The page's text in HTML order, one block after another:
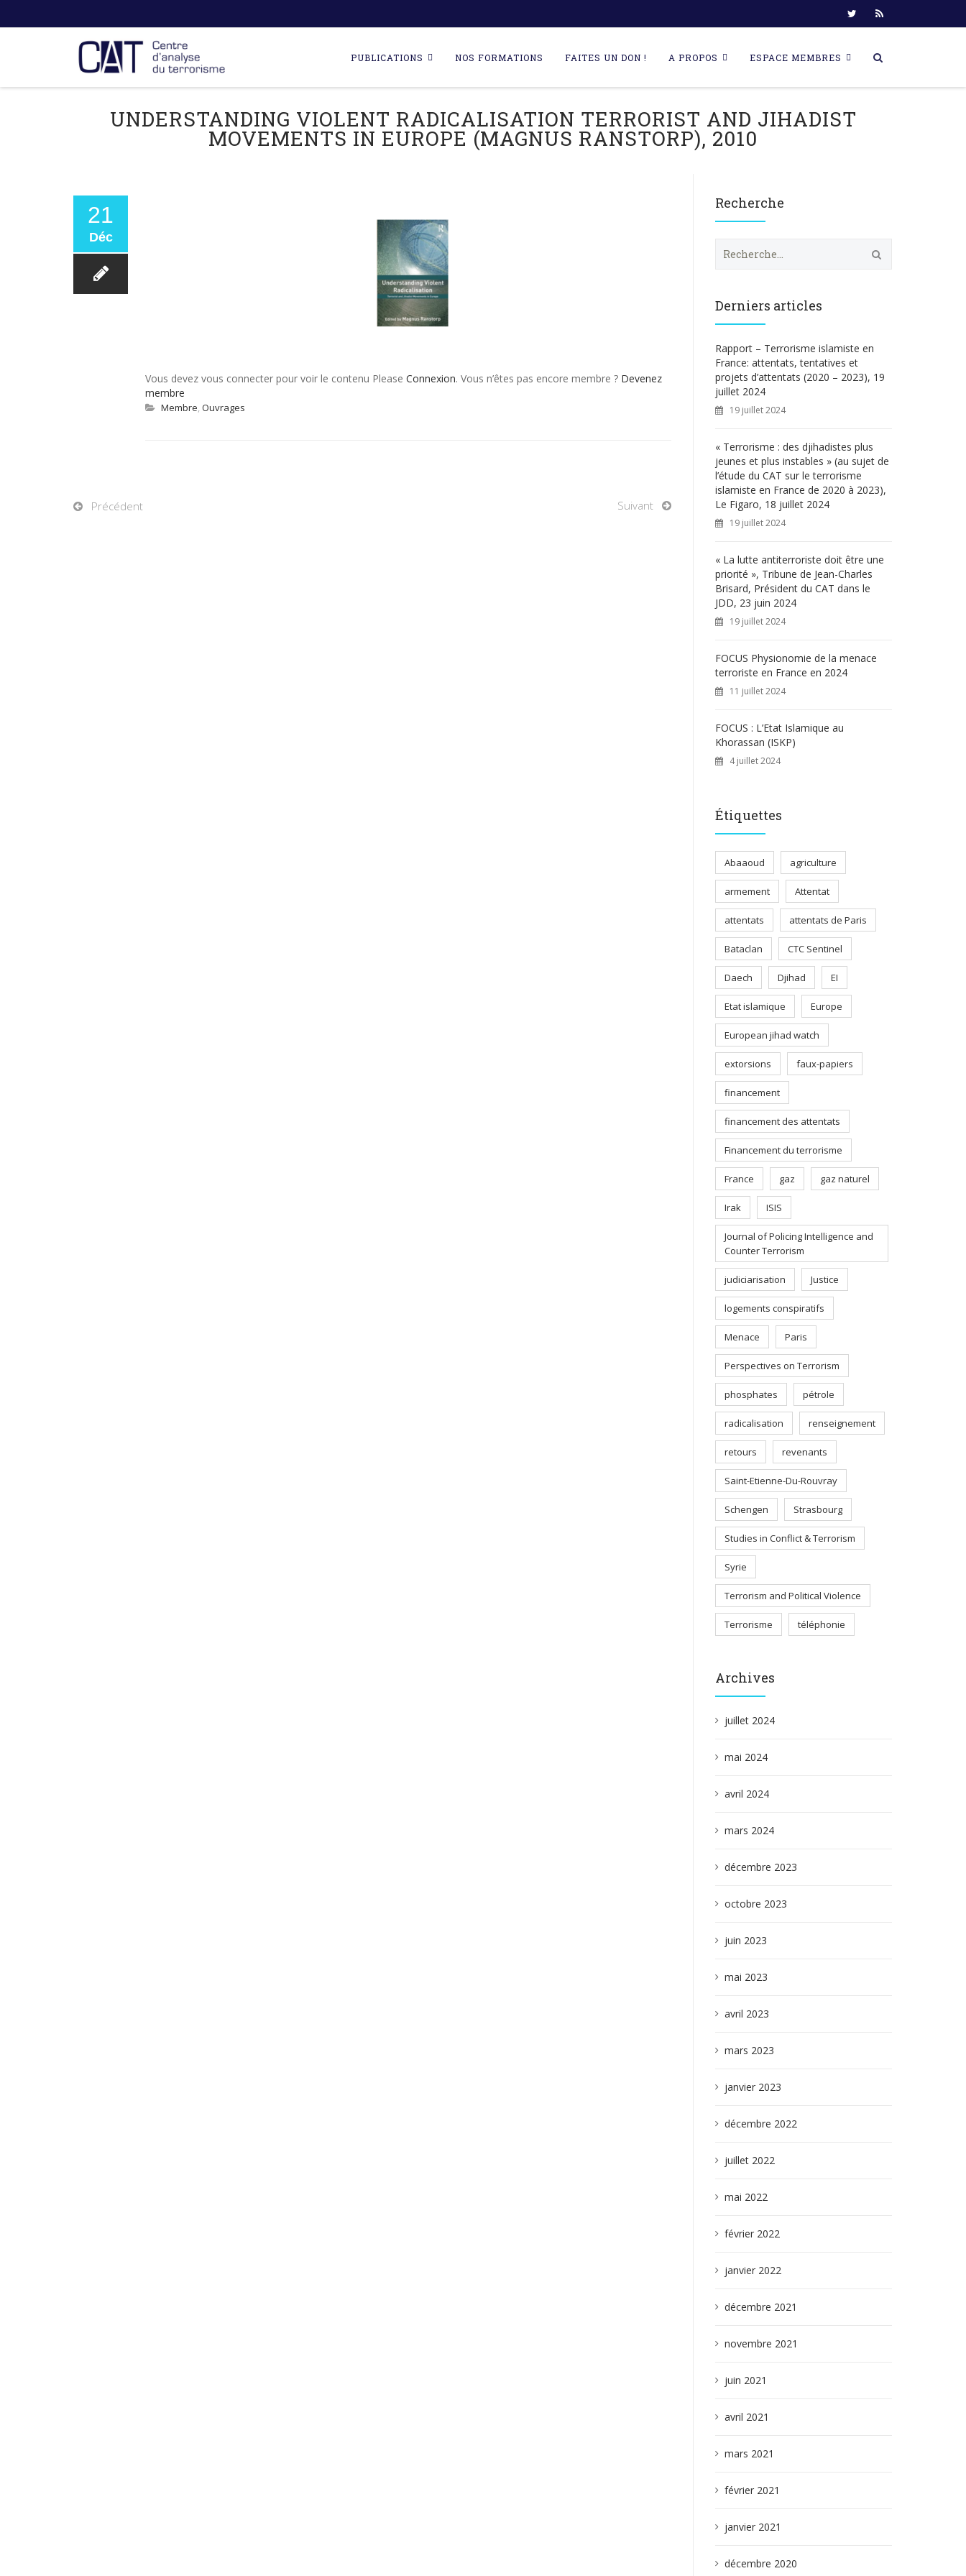
content
PUBLICATIONS NOS FORMATIONS FAITES UN DON ! A PROPOS ESPACE MEMBRES
UNDERSTANDING VIOLENT RADICALISATION TERRORIST AND JIHADIST
MOVEMENTS IN EUROPE (MAGNUS RANSTORP), 2010
21
Déc
Vous devez vous connecter pour voir le contenu Please Connexion. Vous n’êtes pas encore membre ? Devenez
membre
Membre, Ouvrages
Précédent Suivant
Recherche
e
h
e
r
:
Derniers articles
Rapport – Terrorisme islamiste en
France: attentats, tentatives et
projets d’attentats (2020 – 2023), 19
juillet 2024
19 juillet 2024
« Terrorisme : des djihadistes plus
jeunes et plus instables » (au sujet de
l’étude du CAT sur le terrorisme
islamiste en France de 2020 à 2023),
Le Figaro, 18 juillet 2024
19 juillet 2024
« La lutte antiterroriste doit être une
priorité », Tribune de Jean-Charles
Brisard, Président du CAT dans le
JDD, 23 juin 2024
19 juillet 2024
FOCUS Physionomie de la menace
terroriste en France en 2024
11 juillet 2024
FOCUS : L’Etat Islamique au
Khorassan (ISKP)
4 juillet 2024
Étiquettes
Abaaoud agriculture
armement Attentat
attentats attentats de Paris
Bataclan CTC Sentinel
Daech Djihad EI
Etat islamique Europe
European jihad watch
extorsions faux-papiers
financement
financement des attentats
Financement du terrorisme
France gaz gaz naturel
Irak ISIS
Journal of Policing Intelligence and
Counter Terrorism
judiciarisation Justice
logements conspiratifs
Menace Paris
Perspectives on Terrorism
phosphates pétrole
radicalisation renseignement
retours revenants
Saint-Etienne-Du-Rouvray
Schengen Strasbourg
Studies in Conflict & Terrorism
Syrie
Terrorism and Political Violence
Terrorisme téléphonie
Archives
juillet 2024
mai 2024
avril 2024
mars 2024
décembre 2023
octobre 2023
juin 2023
mai 2023
avril 2023
mars 2023
janvier 2023
décembre 2022
juillet 2022
mai 2022
février 2022
janvier 2022
décembre 2021
novembre 2021
juin 2021
avril 2021
mars 2021
février 2021
janvier 2021
décembre 2020